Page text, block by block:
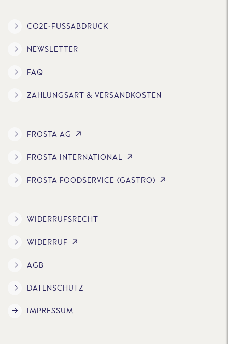
CO2E-FUSSABDRUCK
NEWSLETTER
FAQ
ZAHLUNGSART & VERSANDKOSTEN
FROSTA AG
FROSTA INTERNATIONAL
FROSTA FOODSERVICE (GASTRO)
WIDERRUFSRECHT
WIDERRUF
AGB
DATENSCHUTZ
IMPRESSUM